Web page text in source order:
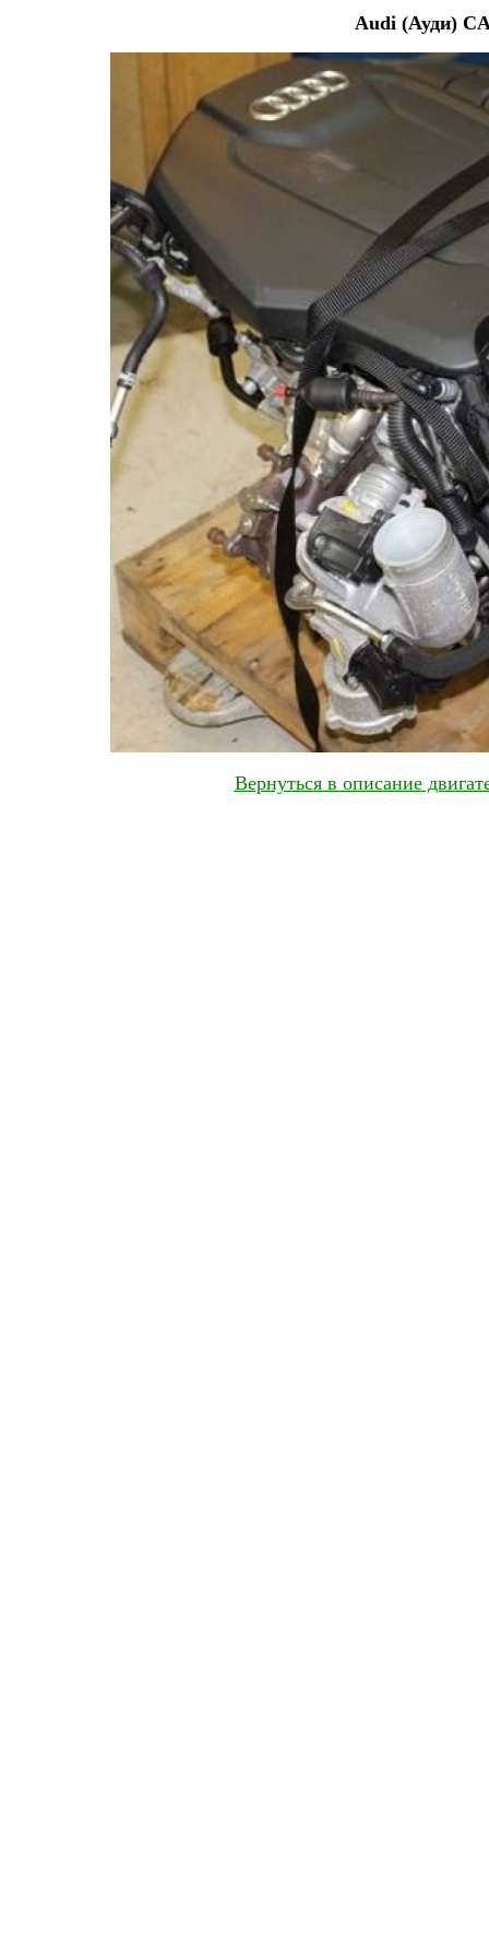
Audi (Ауди)
Вернуться в описание